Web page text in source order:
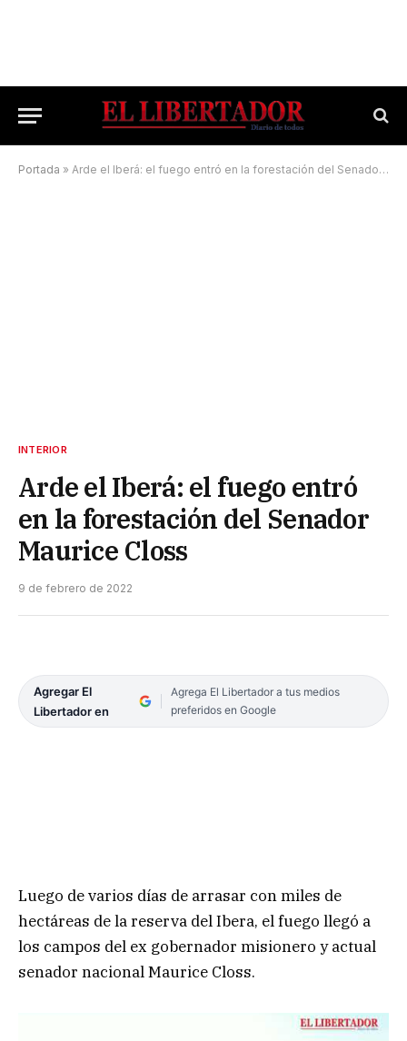
Portada » Arde el Iberá: el fuego entró en la forestación del Senador Maurice Closs
INTERIOR
Arde el Iberá: el fuego entró
en la forestación del Senador
Maurice Closs
9 de febrero de 2022
Agregar El
Libertador en
Agrega El Libertador a tus medios
preferidos en Google
Luego de varios días de arrasar con miles de
hectáreas de la reserva del Ibera, el fuego llegó a
los campos del ex gobernador misionero y actual
senador nacional Maurice Closs.